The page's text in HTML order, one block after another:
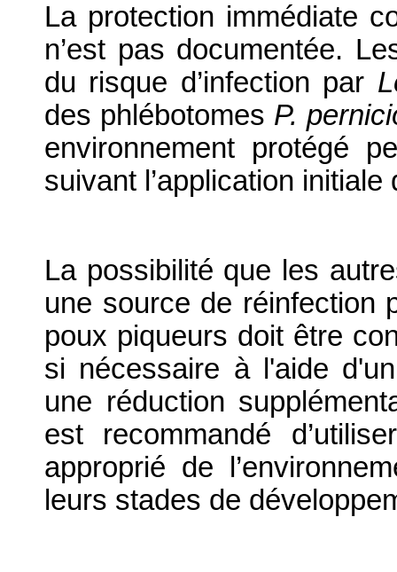
La protection immédiate
n’est pas documentée.
du risque d’infection par
des phlébotomes P.
environnement protégé
suivant l’application initiale
La possibilité que les
une source de réinfection
poux piqueurs doit être
si nécessaire à l'aide
une réduction
est recommandé
approprié de
leurs stades de